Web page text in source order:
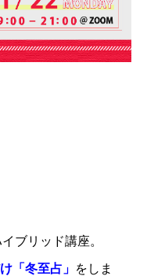
ブリッド講座。
「冬至占」 をしま